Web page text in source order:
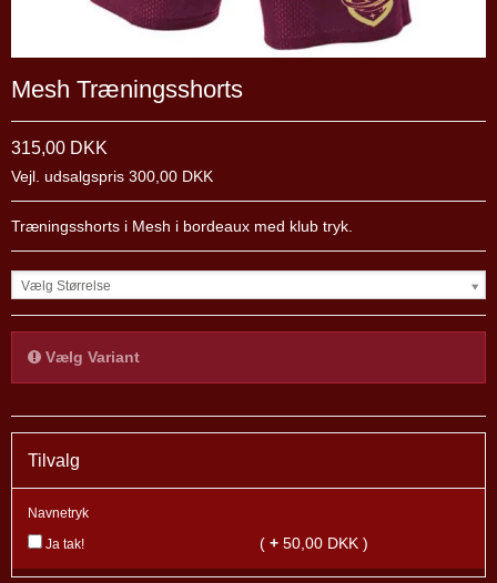
Mesh Træningsshorts
315,00 DKK
Vejl. udsalgspris 300,00 DKK
Træningsshorts i Mesh i bordeaux med klub tryk.
Vælg Størrelse
Vælg Variant
Tilvalg
Navnetryk
Ja tak!
( + 50,00 DKK )